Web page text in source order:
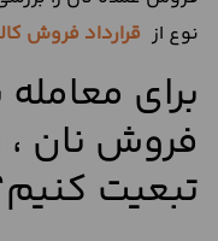
نوع از قرارداد فروش
برای معامله
فروش نان ،
تبعیت